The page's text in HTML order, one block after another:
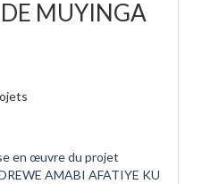
MUYINGA
en œuvre du projet
AMABI AFATIYE KU